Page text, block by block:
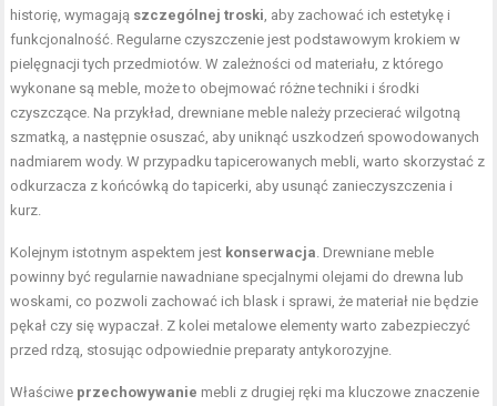
historię, wymagają szczególnej troski , aby zachować ich estetykę i
funkcjonalność. Regularne czyszczenie jest podstawowym krokiem w
pielęgnacji tych przedmiotów. W zależności od materiału, z którego
wykonane są meble, może to obejmować różne techniki i środki
czyszczące. Na przykład, drewniane meble należy przecierać wilgotną
szmatką, a następnie osuszać, aby uniknąć uszkodzeń spowodowanych
nadmiarem wody. W przypadku tapicerowanych mebli, warto skorzystać z
odkurzacza z końcówką do tapicerki, aby usunąć zanieczyszczenia i
kurz.
Kolejnym istotnym aspektem jest konserwacja . Drewniane meble
powinny być regularnie nawadniane specjalnymi olejami do drewna lub
woskami, co pozwoli zachować ich blask i sprawi, że materiał nie będzie
pękał czy się wypaczał. Z kolei metalowe elementy warto zabezpieczyć
przed rdzą, stosując odpowiednie preparaty antykorozyjne.
Właściwe przechowywanie mebli z drugiej ręki ma kluczowe znaczenie